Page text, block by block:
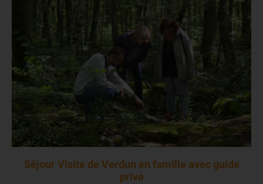
Séjour Visite de Verdun en famille avec guide
privé